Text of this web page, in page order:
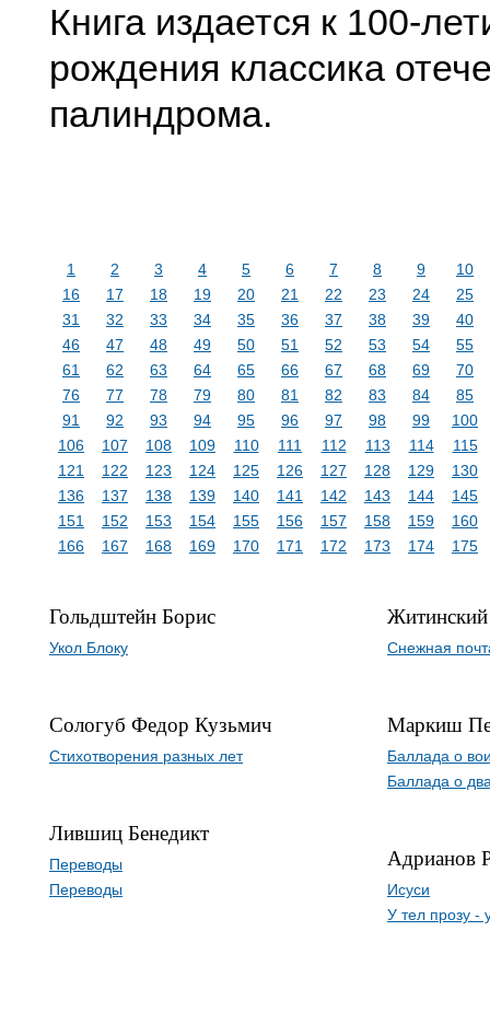
Книга издается к 100-
рождения классика
палиндрома.
1 2 3 4 5 6 7 8 9
10
16
17 18 19 20 21 22 23 24
25
31
32 33 34 35 36 37 38 39
40
46
47 48 49 50 51 52 53 54
55
61
62 63 64 65 66 67 68 69
70
76
77 78 79 80 81 82 83 84
85
91
92 93 94 95 96 97 98 99
100
106
107 108 109 110 111 112 113 114
115
121
122 123 124 125 126 127 128 129
130
136
137 138 139 140 141 142 143 144
145
151
152 153 154 155 156 157 158 159
160
166
167 168 169 170 171 172 173 174 175
Гольдштейн Борис
Укол Блоку
Сологуб Федор Кузьмич
Стихотворения разных лет
Лившиц Бенедикт
Переводы
Переводы
Снежная
Маркиш
Баллада о
Баллада о
Адрианов
Исуси
У тел прозу -